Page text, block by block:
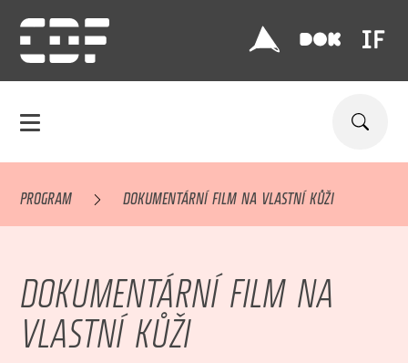
PROGRAM DOKUMENTÁRNÍ FILM NA VLASTNÍ KŮŽI
DOKUMENTÁRNÍ FILM NA
VLASTNÍ KŮŽI